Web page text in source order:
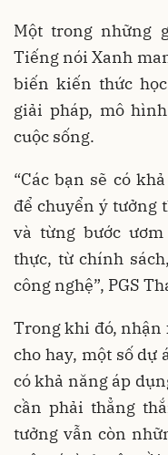
Một trong những
Tiếng nói Xanh
biến kiến thức
giải pháp, mô
cuộc sống.
“Các bạn sẽ có
để chuyển ý tưởng
và từng bước
thực, từ chính
công nghệ”, PGS
Trong khi đó, nhận
cho hay, một số dự
có khả năng áp
cần phải thẳng
tưởng vẫn còn